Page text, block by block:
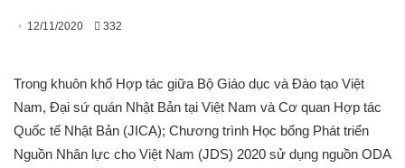
12/11/2020 332
Trong khuôn khổ Hợp tác giữa Bộ Giáo dục và Đào tạo Việt
Nam, Đại sứ quán Nhật Bản tại Việt Nam và Cơ quan Hợp tác
Quốc tế Nhật Bản (JICA); Chương trình Học bổng Phát triển
Nguồn Nhân lực cho Việt Nam (JDS) 2020 sử dụng nguồn ODA